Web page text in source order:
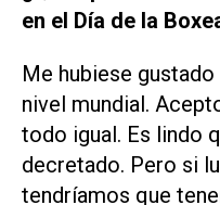
en el Día de la
Me hubiese
nivel mundial.
todo igual. Es lindo
decretado. Pero si
tendríamos que